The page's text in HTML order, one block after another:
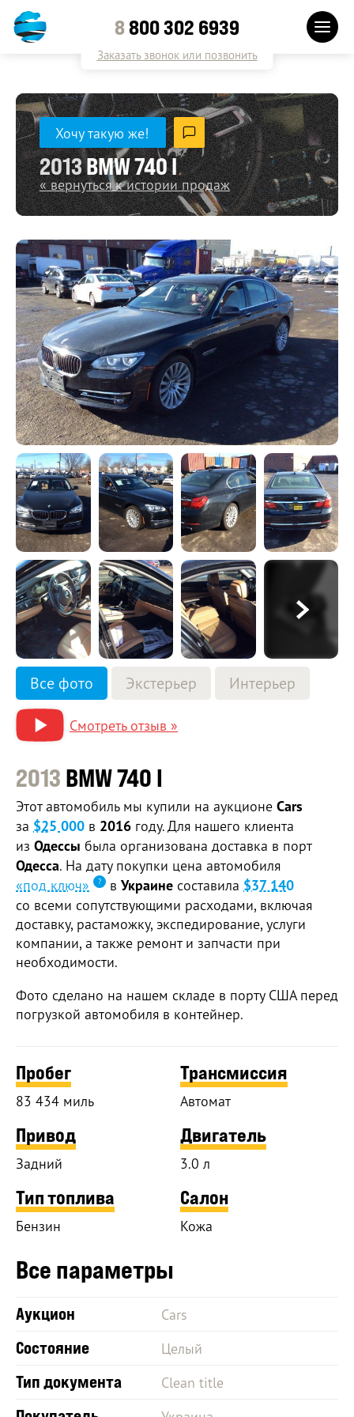
8800 302 6939
Заказать звонок или позвонить
2013BMW 740 I
« вернуться к истории продаж
Хочу такую же!
Все фото Экстерьер Интерьер
Смотреть отзыв »
2013 BMW 740 I
Этот автомобиль мы купили на аукционе Cars
за $25 000 в 2016 году. Для нашего клиента
из Одессы была организована доставка в порт
Одесса. На дату покупки цена автомобиля
«под ключ»
в Украине составила $37 140
со всеми сопутствующими расходами, включая
доставку, растаможку, экспедирование, услуги
компании, а также ремонт и запчасти при
необходимости.
Фото сделано на нашем складе в порту США перед
погрузкой автомобиля в контейнер.
Пробег
83 434 миль
Трансмиссия
Автомат
Привод
Задний
Двигатель
3.0 л
Тип топлива
Бензин
Салон
Кожа
Все параметры
Аукцион Cars
Состояние Целый
Тип документа Clean title